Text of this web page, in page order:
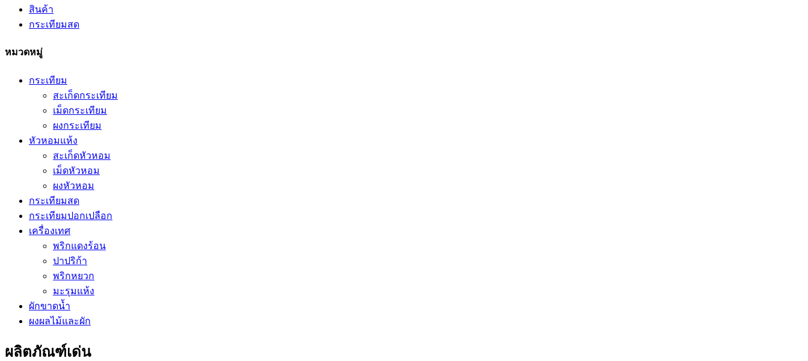
สินค้า
กระเทียมสด
หมวดหมู่
กระเทียม
สะเก็ดกระเทียม
เม็ดกระเทียม
ผงกระเทียม
หัวหอมแห้ง
สะเก็ดหัวหอม
เม็ดหัวหอม
ผงหัวหอม
กระเทียมสด
กระเทียมปอกเปลือก
เครื่องเทศ
พริกแดงร้อน
ปาปริก้า
พริกหยวก
มะรุมแห้ง
ผักขาดน้ำ
ผงผลไม้และผัก
ผลิตภัณฑ์เด่น